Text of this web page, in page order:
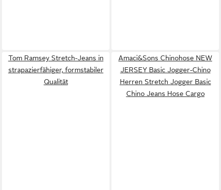
Tom Ramsey Stretch-Jeans in
strapazierfähiger, formstabiler
Qualität
Amaci&Sons Chinohose NEW
JERSEY Basic Jogger-Chino
Herren Stretch Jogger Basic
Chino Jeans Hose Cargo